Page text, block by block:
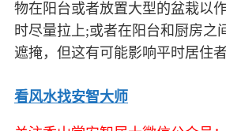
物在阳台或者放置大型的盆栽以
时尽量拉上;或者在阳台和厨房之
遮掩，但这有可能影响平时居住
看风水找安智大师